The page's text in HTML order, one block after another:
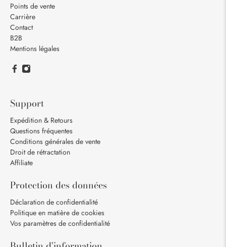
Points de vente
Carrière
Contact
B2B
Mentions légales
Support
Expédition & Retours
Questions fréquentes
Conditions générales de vente
Droit de rétractation
Affiliate
Protection des données
Déclaration de confidentialité
Politique en matière de cookies
Vos paramètres de confidentialité